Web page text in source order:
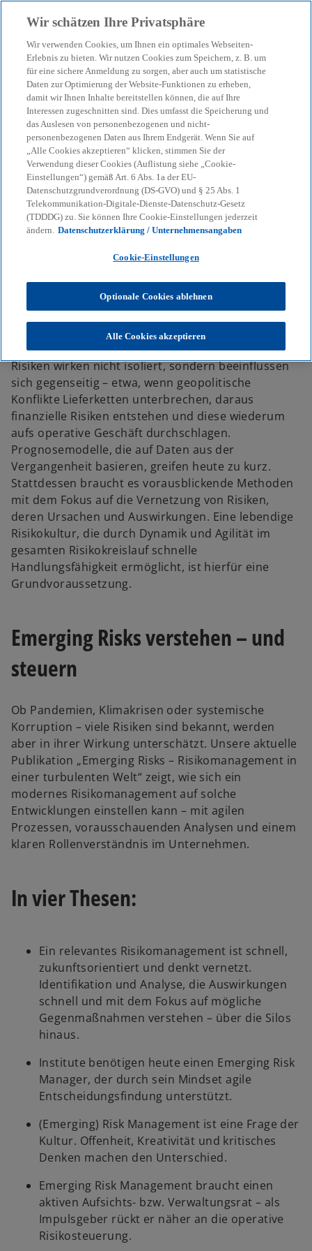
menu search
Emerging Risks:
Risikomanagement neu
denken
Unsere Publikation zeigt, wie Banken ihre
Risikosteuerung in einer zunehmend unsicheren
Welt zukunftsfest aufstellen können.
Corporate Governance & Compliance
Krisen, Klimawandel, künstliche Intelligenz: Die Welt
ist dynamisch wie nie zuvor – mit direkten Folgen
für die Risikosteuerung in Unternehmen. Vernetzte
Risiken wirken nicht isoliert, sondern beeinflussen
sich gegenseitig – etwa, wenn geopolitische
Konflikte Lieferketten unterbrechen, daraus
finanzielle Risiken entstehen und diese wiederum
aufs operative Geschäft durchschlagen.
Prognosemodelle, die auf Daten aus der
Vergangenheit basieren, greifen heute zu kurz.
Stattdessen braucht es vorausblickende Methoden
mit dem Fokus auf die Vernetzung von Risiken,
deren Ursachen und Auswirkungen. Eine lebendige
Risikokultur, die durch Dynamik und Agilität im
gesamten Risikokreislauf schnelle
Handlungsfähigkeit ermöglicht, ist hierfür eine
Grundvoraussetzung.
Emerging Risks verstehen – und
steuern
Ob Pandemien, Klimakrisen oder systemische
Korruption – viele Risiken sind bekannt, werden
aber in ihrer Wirkung unterschätzt. Unsere aktuelle
Publikation „Emerging Risks – Risikomanagement in
einer turbulenten Welt“ zeigt, wie sich ein
modernes Risikomanagement auf solche
Entwicklungen einstellen kann – mit agilen
Prozessen, vorausschauenden Analysen und einem
klaren Rollenverständnis im Unternehmen.
In vier Thesen:
Ein relevantes Risikomanagement ist schnell,
zukunftsorientiert und denkt vernetzt.
Identifikation und Analyse, die Auswirkungen
schnell und mit dem Fokus auf mögliche
Gegenmaßnahmen verstehen – über die Silos
hinaus.
Institute benötigen heute einen Emerging Risk
Manager, der durch sein Mindset agile
Entscheidungsfindung unterstützt.
(Emerging) Risk Management ist eine Frage der
Kultur. Offenheit, Kreativität und kritisches
Denken machen den Unterschied.
Emerging Risk Management braucht einen
aktiven Aufsichts- bzw. Verwaltungsrat – als
Impulsgeber rückt er näher an die operative
Risikosteuerung.
Wir schätzen Ihre Privatsphäre
Wir verwenden Cookies, um Ihnen ein optimales Webseiten-
Erlebnis zu bieten. Wir nutzen Cookies zum Speichern, z. B. um
für eine sichere Anmeldung zu sorgen, aber auch um statistische
Daten zur Optimierung der Website-Funktionen zu erheben,
damit wir Ihnen Inhalte bereitstellen können, die auf Ihre
Interessen zugeschnitten sind. Dies umfasst die Speicherung und
das Auslesen von personenbezogenen und nicht-
personenbezogenen Daten aus Ihrem Endgerät. Wenn Sie auf
„Alle Cookies akzeptieren“ klicken, stimmen Sie der
Verwendung dieser Cookies (Auflistung siehe „Cookie-
Einstellungen“) gemäß Art. 6 Abs. 1a der EU-
Datenschutzgrundverordnung (DS-GVO) und § 25 Abs. 1
Telekommunikation-Digitale-Dienste-Datenschutz-Gesetz
(TDDDG) zu. Sie können Ihre Cookie-Einstellungen jederzeit
ändern. Datenschutzerklärung / Unternehmensangaben
Cookie-Einstellungen
Optionale Cookies ablehnen
Alle Cookies akzeptieren